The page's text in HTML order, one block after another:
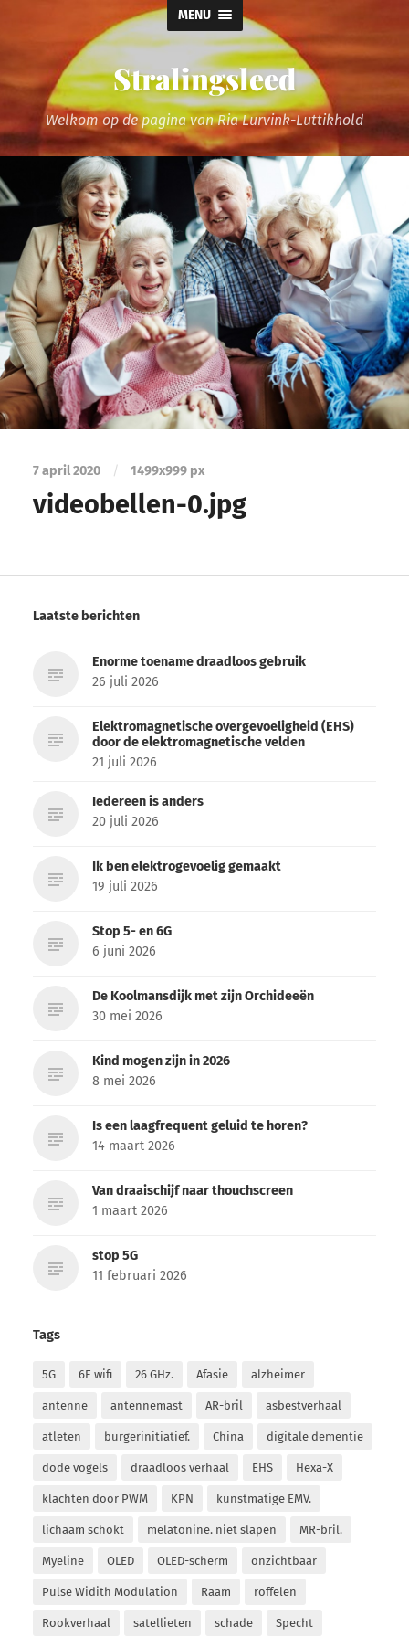
MENU
Stralingsleed
Welkom op de pagina van Ria Lurvink-Luttikhold
7 april 2020 / 1499x999 px
videobellen-0.jpg
Laatste berichten
Enorme toename draadloos gebruik
26 juli 2026
Elektromagnetische overgevoeligheid (EHS)
door de elektromagnetische velden
21 juli 2026
Iedereen is anders
20 juli 2026
Ik ben elektrogevoelig gemaakt
19 juli 2026
Stop 5- en 6G
6 juni 2026
De Koolmansdijk met zijn Orchideeën
30 mei 2026
Kind mogen zijn in 2026
8 mei 2026
Is een laagfrequent geluid te horen?
14 maart 2026
Van draaischijf naar thouchscreen
1 maart 2026
stop 5G
11 februari 2026
Tags
5G 6E wifi 26 GHz. Afasie alzheimer
antenne antennemast AR-bril asbestverhaal
atleten burgerinitiatief. China digitale dementie
dode vogels draadloos verhaal EHS Hexa-X
klachten door PWM KPN kunstmatige EMV.
lichaam schokt melatonine. niet slapen MR-bril.
Myeline OLED OLED-scherm onzichtbaar
Pulse Widith Modulation Raam roffelen
Rookverhaal satellieten schade Specht